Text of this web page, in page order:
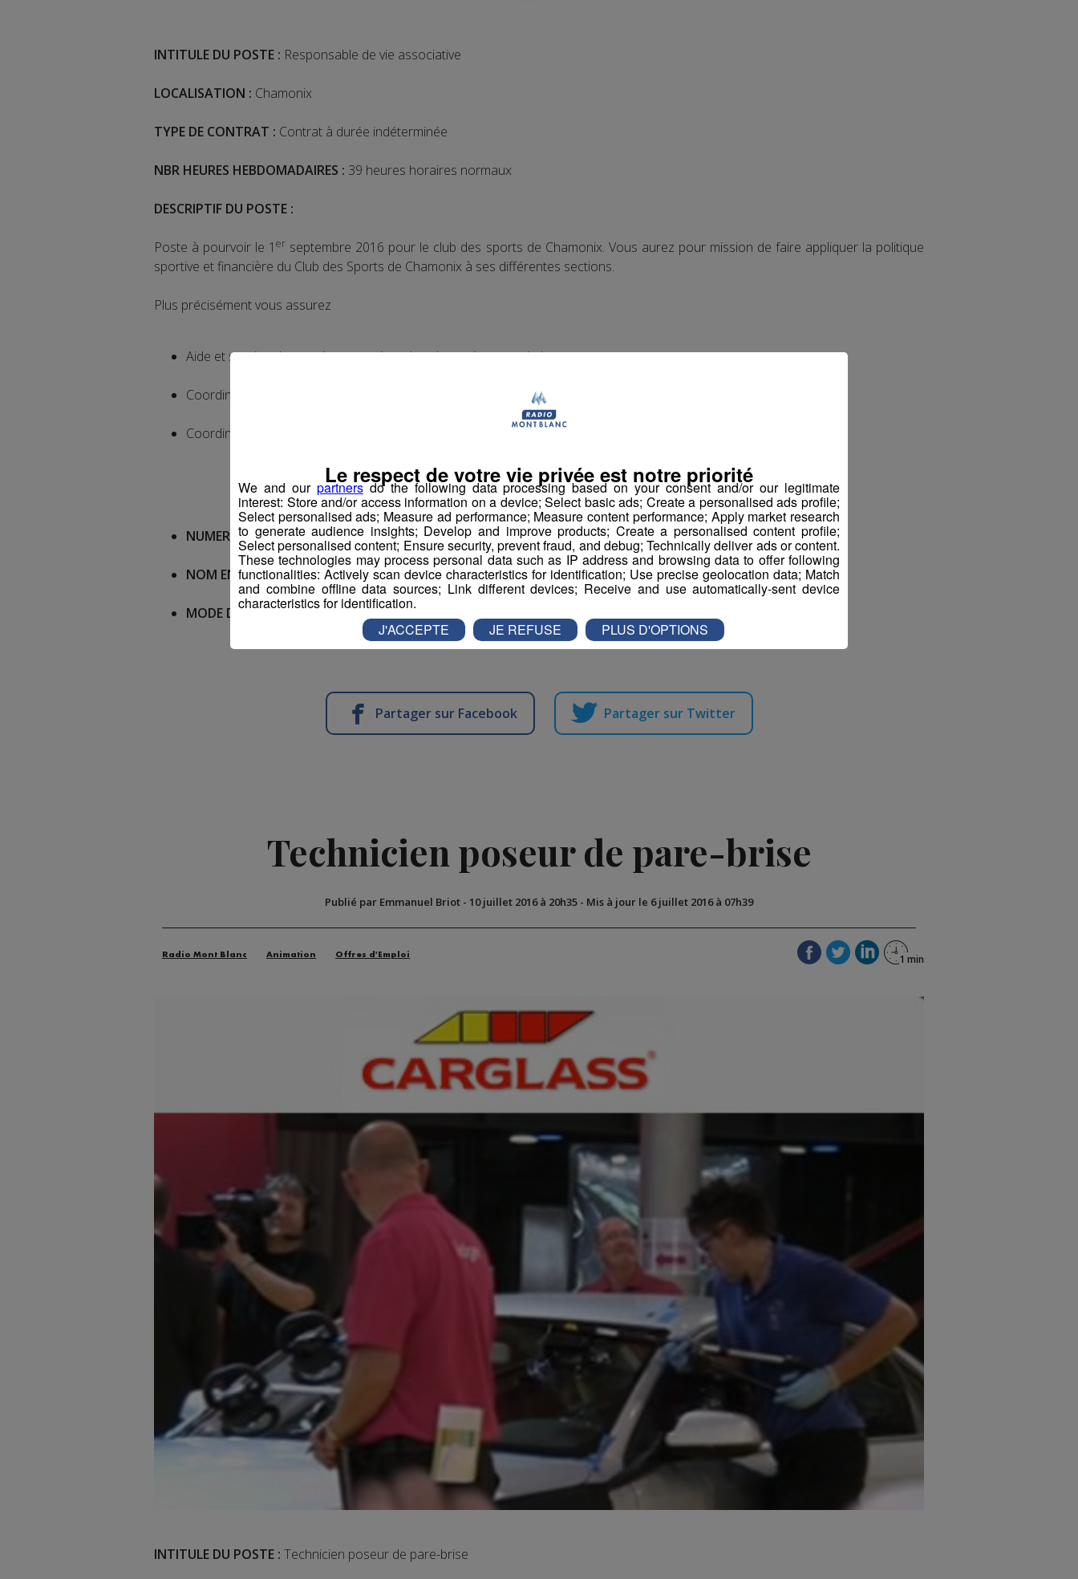
INTITULE DU POSTE : Responsable de vie associative
LOCALISATION : Chamonix
TYPE DE CONTRAT : Contrat à durée indéterminée
NBR HEURES HEBDOMADAIRES : 39 heures horaires normaux
DESCRIPTIF DU POSTE :
Poste à pourvoir le 1er septembre 2016 pour le club des sports de Chamonix. Vous aurez pour mission de faire appliquer la politique
sportive et financière du Club des Sports de Chamonix à ses différentes sections.
Plus précisément vous assurez
Aide et soutien des sections sportives dans leurs vies associatives
Coordination des manifestations des sections (logistique, moyens humains, etc)
Coordination des bénévoles sur les différentes manifestations des sections.
NUMERO OFFRE POLE EMPLOI :042JGYZ
NOM ENTREPRISE :Club des sports de Chamonix
MODE DE CONTACT :Envoyer votre CV+ lettre de motivation à l’adresse mail
Partager sur Facebook Partager sur Twitter
Technicien poseur de pare-brise
Publié par Emmanuel Briot - 10 juillet 2016 à 20h35 - Mis à jour le 6 juillet 2016 à 07h39
Radio Mont Blanc Animation Offres d'Emploi
INTITULE DU POSTE : Technicien poseur de pare-brise
We and our partnersdo the following data processing based on your consent and/or our legitimate
interest: Store and/or access information on a device; Select basic ads; Create a personalised ads profile;
Select personalised ads; Measure ad performance; Measure content performance; Apply market research
to generate audience insights; Develop and improve products; Create a personalised content profile;
Select personalised content; Ensure security, prevent fraud, and debug; Technically deliver ads or content.
These technologies may process personal data such as IP address and browsing data to offer following
functionalities: Actively scan device characteristics for identification; Use precise geolocation data; Match
and combine offline data sources; Link different devices; Receive and use automatically-sent device
characteristics for identification.
Le respect de votre vie privée est notre priorité
J'ACCEPTE JE REFUSE PLUS D'OPTIONS